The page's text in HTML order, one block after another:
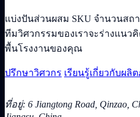
แบ่งปันส่วนผสม SKU จำนวนส
ทีมวิศวกรรมของเราจะร่างแนว
พื้นโรงงานของคุณ
ปรึกษาวิศวกร เรียนรู้เกี่ยวกับผ
ที่อยู่: 6 Jiangtong Road, Qinzao,